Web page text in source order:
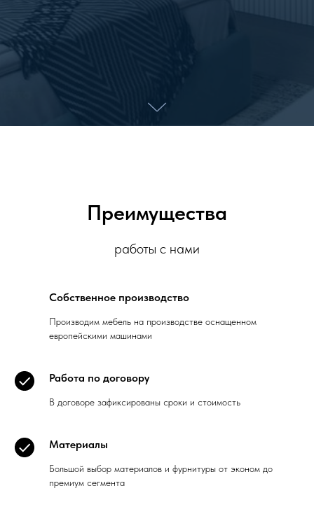
Преимущества
работы с нами
Собственное производство
Производим мебель на производстве оснащенном
европейскими машинами
Работа по договору
В договоре зафиксированы сроки и стоимость
Материалы
Большой выбор материалов и фурнитуры от эконом до
премиум сегмента